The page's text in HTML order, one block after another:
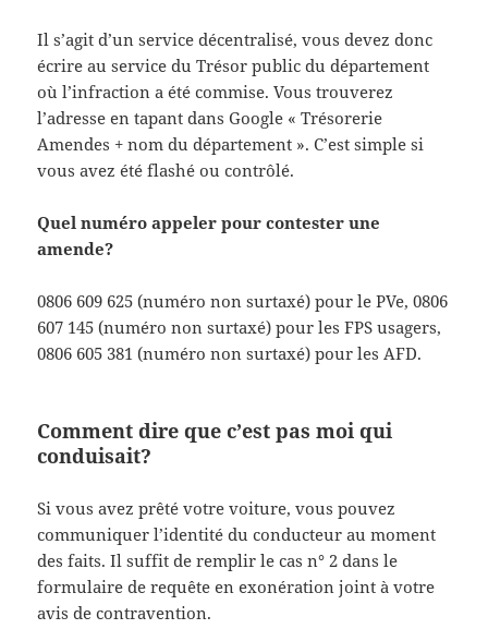
Il s’agit d’un service décentralisé, vous devez donc
écrire au service du Trésor public du département
où l’infraction a été commise. Vous trouverez
l’adresse en tapant dans Google « Trésorerie
Amendes + nom du département ». C’est simple si
vous avez été flashé ou contrôlé.
Quel numéro appeler pour contester une
amende?
0806 609 625 (numéro non surtaxé) pour le PVe, 0806
607 145 (numéro non surtaxé) pour les FPS usagers,
0806 605 381 (numéro non surtaxé) pour les AFD.
Comment dire que c’est pas moi qui
conduisait?
Si vous avez prêté votre voiture, vous pouvez
communiquer l’identité du conducteur au moment
des faits. Il suffit de remplir le cas n° 2 dans le
formulaire de requête en exonération joint à votre
avis de contravention.